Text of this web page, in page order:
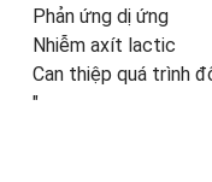
Phản ứng dị ứng
Nhiễm axít lactic
Can thiệp quá trình
"